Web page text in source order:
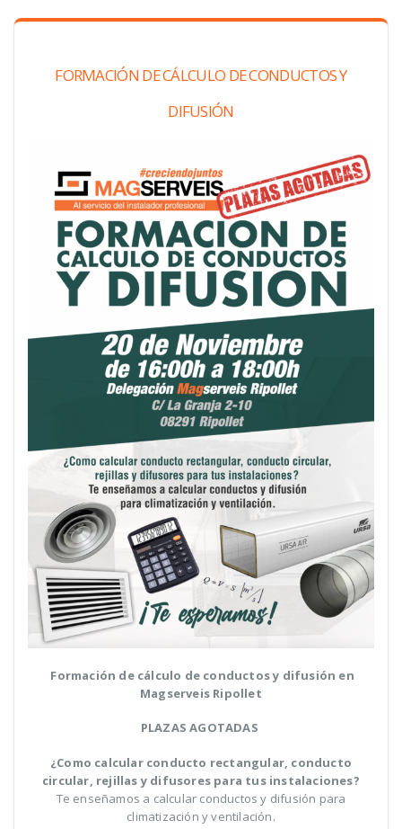
FORMACIÓN DE CÁLCULO DE CONDUCTOS Y
DIFUSIÓN
Formación de cálculo de conductos y difusión en
Magserveis Ripollet
PLAZAS AGOTADAS
¿Como calcular conducto rectangular, conducto
circular, rejillas y difusores para tus instalaciones?
Te enseñamos a calcular conductos y difusión para
climatización y ventilación.